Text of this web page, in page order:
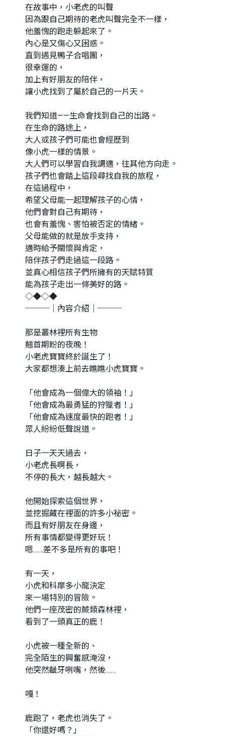
在故事中，小老虎的叫聲
因為跟自己期待的老虎叫聲完全不一樣，
他羞愧的跑走躲起來了。
內心是又傷心又困惑。
直到遇見鴨子合唱團，
很幸運的，
加上有好朋友的陪伴，
讓小虎找到了屬於自己的一片天。
我們知道——生命會找到自己的出路。
在生命的路途上，
大人或孩子們可能也會經歷到
像小虎一樣的情景。
大人們可以學習自我調適，往其他方向走。
孩子們也會踏上這段尋找自我的旅程，
在這過程中，
希望父母能一起理解孩子的心情，
他們會對自己有期待，
也會有羞愧、害怕被否定的情緒。
父母能做的就是放手支持，
適時給予關懷與肯定，
陪伴孩子們走過這一段路。
並真心相信孩子們所擁有的天賦特質
能為孩子走出一條美好的路。
◇◆◇◆
───｜內容介紹｜───
那是叢林裡所有生物
翹首期盼的夜晚！
小老虎寶寶終於誕生了！
大家都想湊上前去瞧瞧小虎寶寶。
「他會成為一個偉大的領袖！」
「他會成為最勇猛的狩獵者！」
「他會成為速度最快的跑者！」
眾人紛紛低聲說道。
日子一天天過去，
小老虎長啊長，
不停的長大，越長越大。
他開始探索這個世界，
並挖掘藏在裡面的許多小祕密。
而且有好朋友在身邊，
所有事情都變得更好玩！
嗯……差不多是所有的事吧！
有一天，
小虎和科摩多小龍決定
來一場特別的冒險。
他們一座茂密的蕨類森林裡，
看到了一頭真正的鹿！
小虎被一種全新的、
完全陌生的興奮感淹沒，
他突然齜牙咧嘴，然後……
嘎！
鹿跑了，老虎也消失了。
「你還好嗎？」